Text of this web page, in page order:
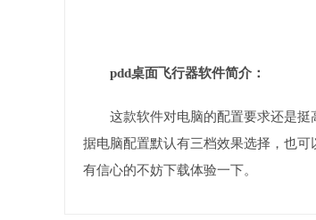
pdd桌面飞行器软件简介：
这款软件对电脑的配置要求还是
据电脑配置默认有三档效果选择，也
有信心的不妨下载体验一下。